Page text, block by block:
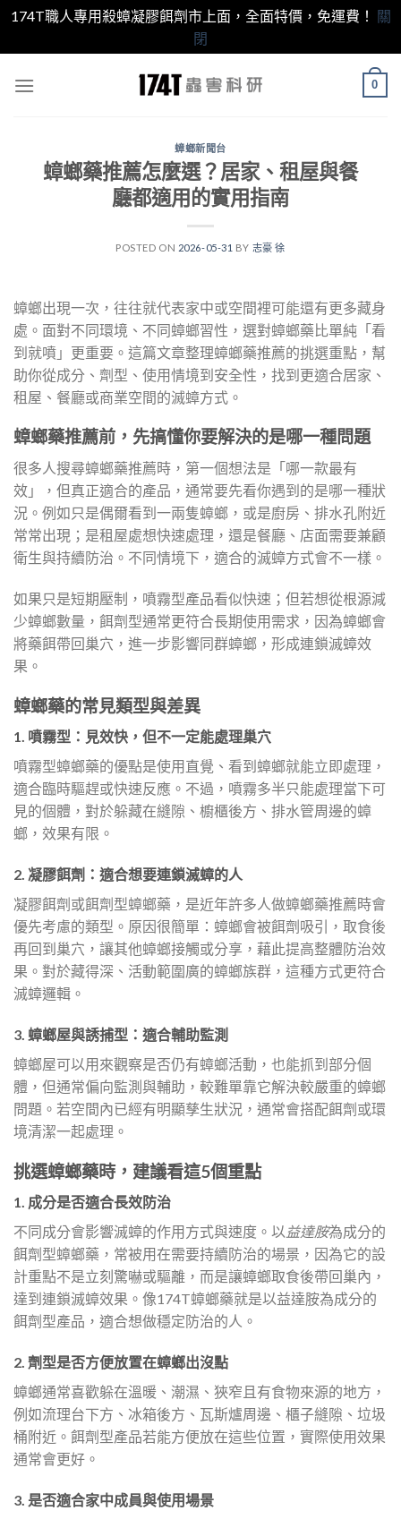
174T職人專用殺蟑凝膠餌劑市上面，全面特價，免運費！ 關
閉
0
蟑螂新聞台
蟑螂藥推薦怎麼選？居家、租屋與餐
廳都適用的實用指南
POSTED ON 2026-05-31 BY 志豪 徐
蟑螂出現一次，往往就代表家中或空間裡可能還有更多藏身
處。面對不同環境、不同蟑螂習性，選對蟑螂藥比單純「看
到就噴」更重要。這篇文章整理蟑螂藥推薦的挑選重點，幫
助你從成分、劑型、使用情境到安全性，找到更適合居家、
租屋、餐廳或商業空間的滅蟑方式。
蟑螂藥推薦前，先搞懂你要解決的是哪一種問題
很多人搜尋蟑螂藥推薦時，第一個想法是「哪一款最有
效」，但真正適合的產品，通常要先看你遇到的是哪一種狀
況。例如只是偶爾看到一兩隻蟑螂，或是廚房、排水孔附近
常常出現；是租屋處想快速處理，還是餐廳、店面需要兼顧
衛生與持續防治。不同情境下，適合的滅蟑方式會不一樣。
如果只是短期壓制，噴霧型產品看似快速；但若想從根源減
少蟑螂數量，餌劑型通常更符合長期使用需求，因為蟑螂會
將藥餌帶回巢穴，進一步影響同群蟑螂，形成連鎖滅蟑效
果。
蟑螂藥的常見類型與差異
1. 噴霧型：見效快，但不一定能處理巢穴
噴霧型蟑螂藥的優點是使用直覺、看到蟑螂就能立即處理，
適合臨時驅趕或快速反應。不過，噴霧多半只能處理當下可
見的個體，對於躲藏在縫隙、櫥櫃後方、排水管周邊的蟑
螂，效果有限。
2. 凝膠餌劑：適合想要連鎖滅蟑的人
凝膠餌劑或餌劑型蟑螂藥，是近年許多人做蟑螂藥推薦時會
優先考慮的類型。原因很簡單：蟑螂會被餌劑吸引，取食後
再回到巢穴，讓其他蟑螂接觸或分享，藉此提高整體防治效
果。對於藏得深、活動範圍廣的蟑螂族群，這種方式更符合
滅蟑邏輯。
3. 蟑螂屋與誘捕型：適合輔助監測
蟑螂屋可以用來觀察是否仍有蟑螂活動，也能抓到部分個
體，但通常偏向監測與輔助，較難單靠它解決較嚴重的蟑螂
問題。若空間內已經有明顯孳生狀況，通常會搭配餌劑或環
境清潔一起處理。
挑選蟑螂藥時，建議看這5個重點
1. 成分是否適合長效防治
不同成分會影響滅蟑的作用方式與速度。以 益達胺為成分的
餌劑型蟑螂藥，常被用在需要持續防治的場景，因為它的設
計重點不是立刻驚嚇或驅離，而是讓蟑螂取食後帶回巢內，
達到連鎖滅蟑效果。像174T蟑螂藥就是以益達胺為成分的
餌劑型產品，適合想做穩定防治的人。
2. 劑型是否方便放置在蟑螂出沒點
蟑螂通常喜歡躲在溫暖、潮濕、狹窄且有食物來源的地方，
例如流理台下方、冰箱後方、瓦斯爐周邊、櫃子縫隙、垃圾
桶附近。餌劑型產品若能方便放在這些位置，實際使用效果
通常會更好。
3. 是否適合家中成員與使用場景